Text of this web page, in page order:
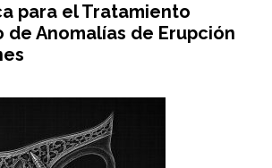
para el Tratamiento
Anomalías de Erupción